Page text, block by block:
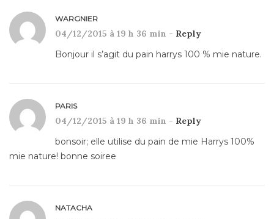
WARGNIER
04/12/2015 à 19 h 36 min - Reply
Bonjour il s’agit du pain harrys 100 % mie nature.
PARIS
04/12/2015 à 19 h 36 min - Reply
bonsoir; elle utilise du pain de mie Harrys 100%
mie nature! bonne soiree
NATACHA